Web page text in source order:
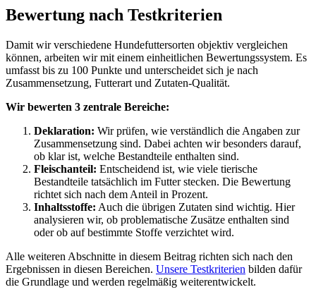
Bewertung nach Testkriterien
Damit wir verschiedene Hundefuttersorten objektiv vergleichen
können, arbeiten wir mit einem einheitlichen Bewertungssystem. Es
umfasst bis zu 100 Punkte und unterscheidet sich je nach
Zusammensetzung, Futterart und Zutaten-Qualität.
Wir bewerten 3 zentrale Bereiche:
Deklaration: Wir prüfen, wie verständlich die Angaben zur
Zusammensetzung sind. Dabei achten wir besonders darauf,
ob klar ist, welche Bestandteile enthalten sind.
Fleischanteil: Entscheidend ist, wie viele tierische
Bestandteile tatsächlich im Futter stecken. Die Bewertung
richtet sich nach dem Anteil in Prozent.
Inhaltsstoffe: Auch die übrigen Zutaten sind wichtig. Hier
analysieren wir, ob problematische Zusätze enthalten sind
oder ob auf bestimmte Stoffe verzichtet wird.
Alle weiteren Abschnitte in diesem Beitrag richten sich nach den
Ergebnissen in diesen Bereichen. Unsere Testkriterien bilden dafür
die Grundlage und werden regelmäßig weiterentwickelt.